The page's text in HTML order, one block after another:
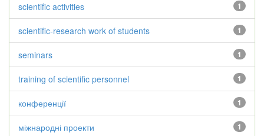
1
scientific activities
1
scientific-research work of students
1
seminars
1
training of scientific personnel
1
конференції
1
міжнародні проекти